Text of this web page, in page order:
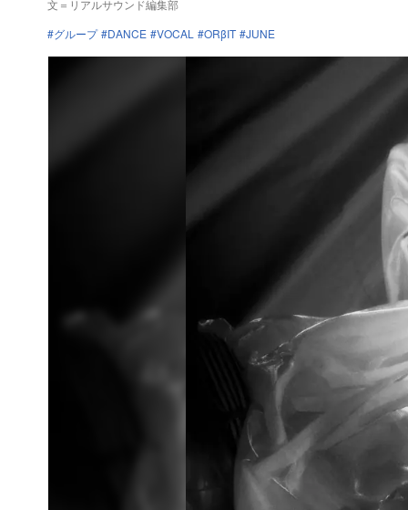
文＝リアルサウンド編集部
グループ
DANCE VOCAL ORβIT JUNE